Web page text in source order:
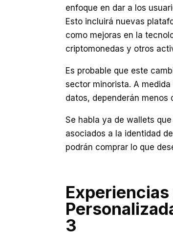
enfoque en dar a los
Esto incluirá nuevas
como mejoras en la
criptomonedas y otros
Es probable que este
sector minorista. A
datos, dependerán menos
Se habla ya de wallets
asociados a la identidad
podrán comprar lo que
3